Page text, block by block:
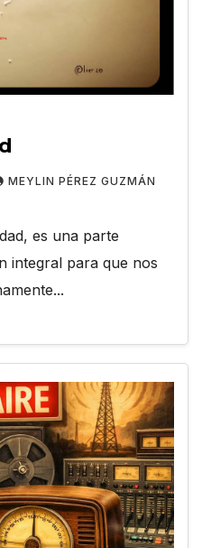
MEYLIN PÉREZ GUZMÁN
es una parte
integral para que nos